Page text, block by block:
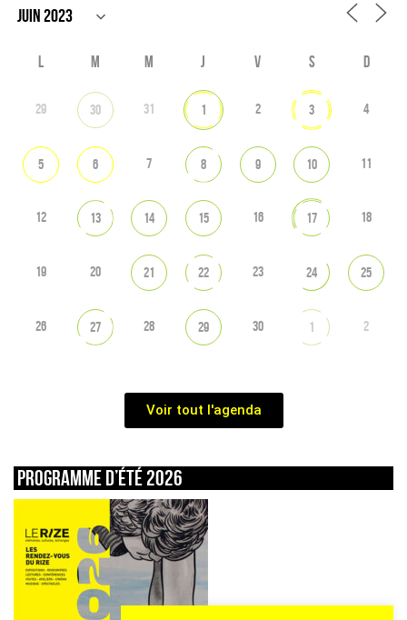
L M M J V S D
29 30 31 1 2 3 4
5 6 7 8 9 10 11
12 13 14 15 16 17 18
19 20 21 22 23 24 25
26 27 28 29 30 1 2
Voir tout l'agenda
Programme d’été 2026